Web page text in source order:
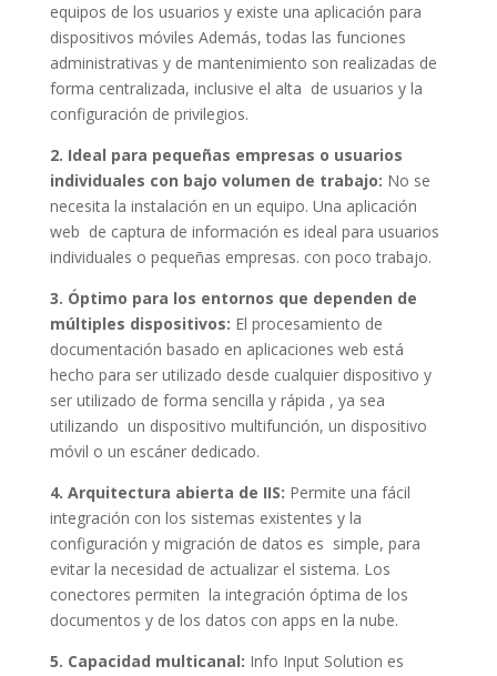
equipos de los usuarios y existe una aplicación para
dispositivos móviles Además, todas las funciones
administrativas y de mantenimiento son realizadas de
forma centralizada, inclusive el alta de usuarios y la
configuración de privilegios.
2. Ideal para pequeñas empresas o usuarios
individuales con bajo volumen de trabajo: No se
necesita la instalación en un equipo. Una aplicación
web de captura de información es ideal para usuarios
individuales o pequeñas empresas. con poco trabajo.
3. Óptimo para los entornos que dependen de
múltiples dispositivos: El procesamiento de
documentación basado en aplicaciones web está
hecho para ser utilizado desde cualquier dispositivo y
ser utilizado de forma sencilla y rápida , ya sea
utilizando un dispositivo multifunción, un dispositivo
móvil o un escáner dedicado.
4. Arquitectura abierta de IIS: Permite una fácil
integración con los sistemas existentes y la
configuración y migración de datos es simple, para
evitar la necesidad de actualizar el sistema. Los
conectores permiten la integración óptima de los
documentos y de los datos con apps en la nube.
5. Capacidad multicanal: Info Input Solution es